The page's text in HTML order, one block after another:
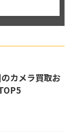
カメラ買取お